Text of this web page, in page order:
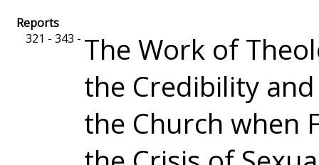
Reports
321 - 343 - The Work of
the Credibility
the Church when